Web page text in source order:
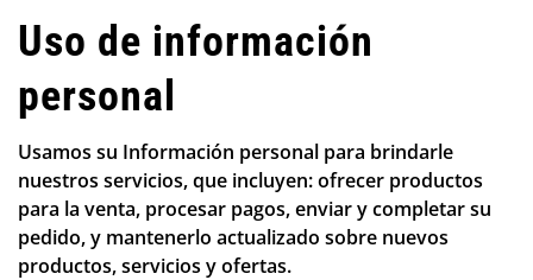
Uso de información
personal
Usamos su Información personal para brindarle
nuestros servicios, que incluyen: ofrecer productos
para la venta, procesar pagos, enviar y completar su
pedido, y mantenerlo actualizado sobre nuevos
productos, servicios y ofertas.